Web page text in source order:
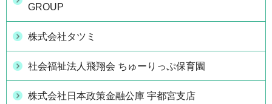
GROUP
株式会社タツミ
社会福祉法人飛翔会 ちゅーりっぷ保育園
株式会社日本政策金融公庫 宇都宮支店